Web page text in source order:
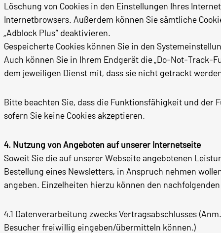
Löschung von Cookies in den Einstellungen Ihres
Internetbrowsers. Außerdem können Sie sämtliche
„Adblock Plus“ deaktivieren.
Gespeicherte Cookies können Sie in den
Auch können Sie in Ihrem Endgerät die „Do-Not-
dem jeweiligen Dienst mit, dass sie nicht getrackt
Bitte beachten Sie, dass die Funktionsfähigkeit und der
sofern Sie keine Cookies akzeptieren.
4. Nutzung von Angeboten auf unserer Internetseite
Soweit Sie die auf unserer Webseite angebotenen
Bestellung eines Newsletters, in Anspruch nehmen
angeben. Einzelheiten hierzu können den
4.1 Datenverarbeitung zwecks Vertragsabschlusses
Besucher freiwillig eingeben/übermitteln können.)